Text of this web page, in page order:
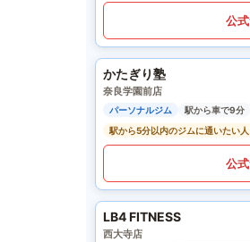
公
かたぎり塾
奈良学園前店
パーソナルジム
駅から車で9分
駅から5分以内のジムに通いたい人
公
LB4 FITNESS
西大寺店